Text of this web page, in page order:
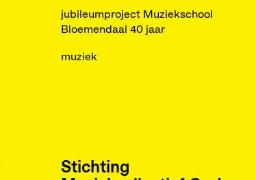
jubileumproject Muziekschool
Bloemendaal 40 jaar
muziek
Stichting